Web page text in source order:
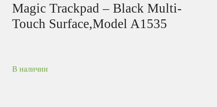
Magic Trackpad – Black Multi-
Touch Surface,Model A1535
В наличии